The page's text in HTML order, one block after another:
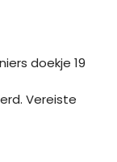
doekje 19
Vereiste